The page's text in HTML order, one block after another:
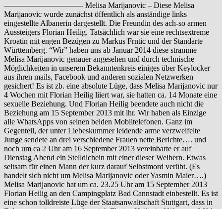
—————————— Melisa Marijanovic – Diese Melisa
Marijanovic wurde zunächst öffentlich als anständige links
eingestellte Albanerin dargestellt. Die Freundin des ach-so armen
Aussteigers Florian Heilig. Tatsächlich war sie eine rechtsextreme
Kroatin mit engen Bezügen zu Markus Frntic und der Standarte
Württemberg. “Wir” haben uns ab Januar 2014 diese stramme
Melisa Marijanovic genauer angesehen und durch technische
Möglichkeiten in unserem Bekanntenkreis einiges über Keylocker
aus ihren mails, Facebook und anderen sozialen Netzwerken
gesichert! Es ist zb. eine absolute Lüge, dass Melisa Marijanovic nur
4 Wochen mit Florian Heilig liiert war, sie hatten ca. 14 Monate eine
sexuelle Beziehung. Und Florian Heilig beendete auch nicht die
Beziehung am 15 September 2013 mit ihr. Wir haben als Einzige
alle WhatsApps von seinen beiden Mobiltelefonen. Ganz im
Gegenteil, der unter Liebeskummer leidende arme verzweifelte
Junge sendete an drei verschiedene Frauen nette Berichte…. und
noch um ca 2 Uhr am 16 September 2013 vereinbarte er auf
Dienstag Abend ein Stelldichein mit einer dieser Weibern. Etwas
seltsam für einen Mann der kurz darauf Selbstmord verübt. (Es
handelt sich nicht um Melisa Marijanovic oder Yasmin Maier….)
Melisa Marijanovic hat um ca. 23.25 Uhr am 15 September 2013
Florian Heilig an den Campingplatz Bad Cannstadt einbestellt. Es ist
eine schon tolldreiste Lüge der Staatsanwaltschaft Stuttgart, dass in